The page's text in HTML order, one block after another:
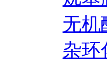
无机
杂环